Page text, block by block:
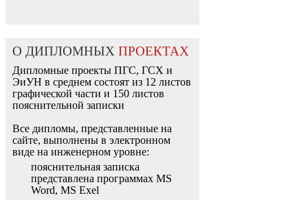
О ДИПЛОМНЫХ ПРОЕКТАХ
Дипломные проекты ПГС, ГСХ и
ЭиУН в среднем состоят из 12 листов
графической части и 150 листов
пояснительной записки
Все дипломы, представленные на
сайте, выполнены в электронном
виде на инженерном уровне:
пояснительная записка
представлена программах MS
Word, MS Exel